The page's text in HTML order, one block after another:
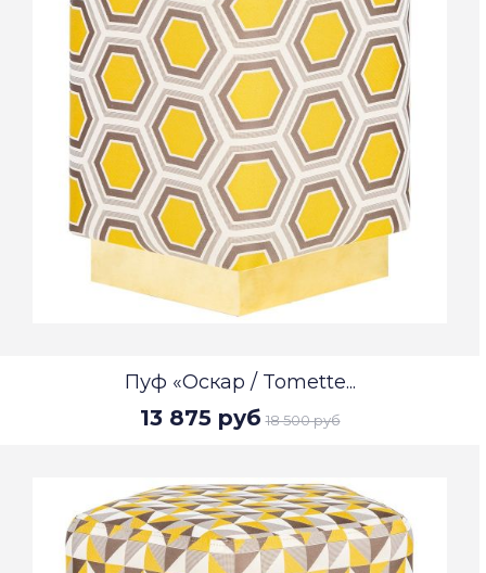
Пуф «Оскар / Tomette...
13 875 руб 18 500 руб